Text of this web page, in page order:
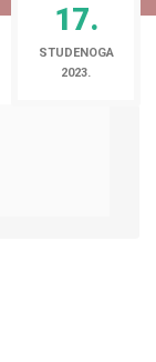
17.
STUDENOGA
2023.